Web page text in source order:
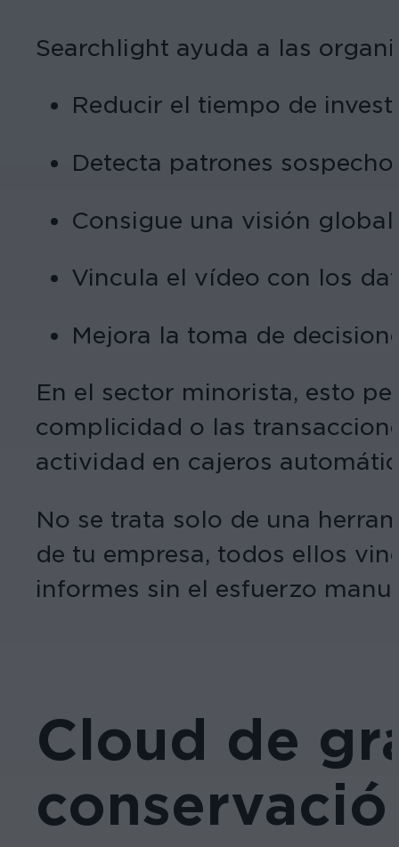
Searchlight ayuda a las
Reducir el tiempo de
Detecta patrones
Consigue una visión
Vincula el vídeo con los
Mejora la toma de
En el sector minorista, esto
complicidad o las
actividad en cajeros
No se trata solo de una
de tu empresa, todos ellos
informes sin el esfuerzo
Cloud de